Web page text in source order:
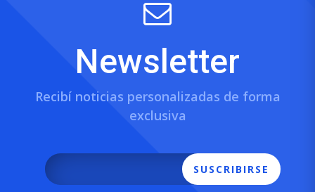
Newsletter
Recibí noticias personalizadas de forma
exclusiva
SUSCRIBIRSE